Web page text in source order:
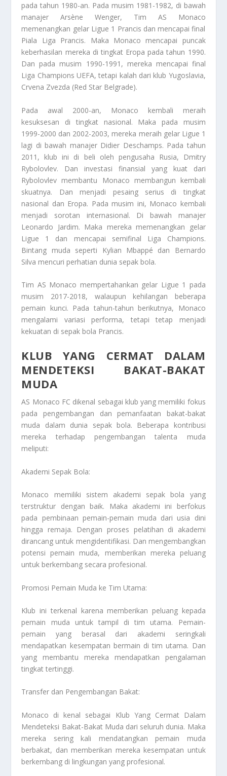
pada tahun 1980-an. Pada musim 1981-1982, di bawah
manajer Arsène Wenger, Tim AS Monaco
memenangkan gelar Ligue 1 Prancis dan mencapai final
Piala Liga Prancis. Maka Monaco mencapai puncak
keberhasilan mereka di tingkat Eropa pada tahun 1990.
Dan pada musim 1990-1991, mereka mencapai final
Liga Champions UEFA, tetapi kalah dari klub Yugoslavia,
Crvena Zvezda (Red Star Belgrade).
Pada awal 2000-an, Monaco kembali meraih
kesuksesan di tingkat nasional. Maka pada musim
1999-2000 dan 2002-2003, mereka meraih gelar Ligue 1
lagi di bawah manajer Didier Deschamps. Pada tahun
2011, klub ini di beli oleh pengusaha Rusia, Dmitry
Rybolovlev. Dan investasi finansial yang kuat dari
Rybolovlev membantu Monaco membangun kembali
skuatnya. Dan menjadi pesaing serius di tingkat
nasional dan Eropa. Pada musim ini, Monaco kembali
menjadi sorotan internasional. Di bawah manajer
Leonardo Jardim. Maka mereka memenangkan gelar
Ligue 1 dan mencapai semifinal Liga Champions.
Bintang muda seperti Kylian Mbappé dan Bernardo
Silva mencuri perhatian dunia sepak bola.
Tim AS Monaco mempertahankan gelar Ligue 1 pada
musim 2017-2018, walaupun kehilangan beberapa
pemain kunci. Pada tahun-tahun berikutnya, Monaco
mengalami variasi performa, tetapi tetap menjadi
kekuatan di sepak bola Prancis.
KLUB YANG CERMAT DALAM
MENDETEKSI BAKAT-BAKAT
MUDA
AS Monaco FC dikenal sebagai klub yang memiliki fokus
pada pengembangan dan pemanfaatan bakat-bakat
muda dalam dunia sepak bola. Beberapa kontribusi
mereka terhadap pengembangan talenta muda
meliputi:
Akademi Sepak Bola:
Monaco memiliki sistem akademi sepak bola yang
terstruktur dengan baik. Maka akademi ini berfokus
pada pembinaan pemain-pemain muda dari usia dini
hingga remaja. Dengan proses pelatihan di akademi
dirancang untuk mengidentifikasi. Dan mengembangkan
potensi pemain muda, memberikan mereka peluang
untuk berkembang secara profesional.
Promosi Pemain Muda ke Tim Utama:
Klub ini terkenal karena memberikan peluang kepada
pemain muda untuk tampil di tim utama. Pemain-
pemain yang berasal dari akademi seringkali
mendapatkan kesempatan bermain di tim utama. Dan
yang membantu mereka mendapatkan pengalaman
tingkat tertinggi.
Transfer dan Pengembangan Bakat:
Monaco di kenal sebagai
Klub Yang Cermat Dalam
Mendeteksi Bakat-Bakat Muda dari seluruh dunia. Maka
mereka sering kali mendatangkan pemain muda
berbakat, dan memberikan mereka kesempatan untuk
berkembang di lingkungan yang profesional.